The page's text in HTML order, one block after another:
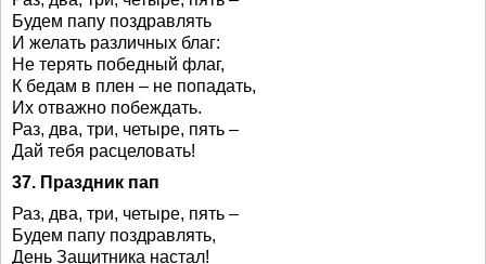
Будем папу поздравлять
И желать различных благ:
Не терять победный флаг,
К бедам в плен – не попадать,
Их отважно побеждать.
Раз, два, три, четыре, пять –
Дай тебя расцеловать!
37. Праздник пап
Раз, два, три, четыре, пять –
Будем папу поздравлять,
День Защитника настал!